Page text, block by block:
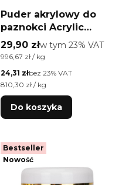
Puder akrylowy do
paznokci Acrylic
Powder
Allepaznokcie Pink
Cena brutto
29,90 złw tym %s VAT
w tym 23% VAT
Cena jednostkowa brutto
996,67 zł / kg
Cena netto
24,31 złbez 23% VAT
Cena jednostkowa netto
810,30 zł / kg
Do koszyka
Bestseller
Nowość